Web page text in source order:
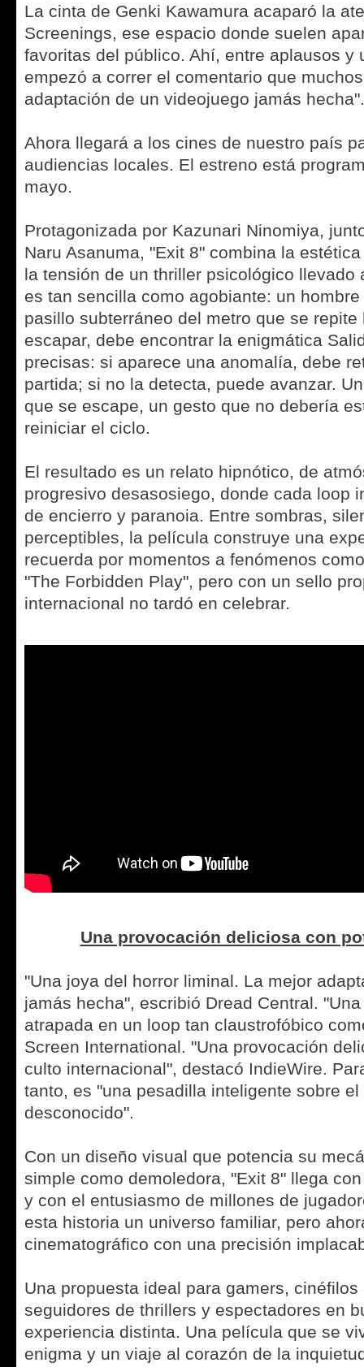
La cinta de Genki Kawamura acaparó la
Screenings, ese espacio donde suelen
favoritas del público. Ahí, entre aplausos y
empezó a correr el comentario que
adaptación de un videojuego jamás hecha".
Ahora llegará a los cines de nuestro país
audiencias locales. El estreno está
mayo.
Protagonizada por Kazunari Ninomiya,
Naru Asanuma, "Exit 8" combina la
la tensión de un thriller psicológico llevado
es tan sencilla como agobiante: un
pasillo subterráneo del metro que se
escapar, debe encontrar la enigmática
precisas: si aparece una anomalía, debe
partida; si no la detecta, puede avanzar.
que se escape, un gesto que no debería
reiniciar el ciclo.
El resultado es un relato hipnótico, de
progresivo desasosiego, donde cada loop
de encierro y paranoia. Entre sombras,
perceptibles, la película construye una
recuerda por momentos a fenómenos
"The Forbidden Play", pero con un sello
internacional no tardó en celebrar.
Una provocación deliciosa con
"Una joya del horror liminal. La mejor
jamás hecha", escribió Dread Central.
atrapada en un loop tan claustrofóbico
Screen International. "Una provocación
culto internacional", destacó IndieWire.
tanto, es "una pesadilla inteligente sobre
desconocido".
Con un diseño visual que potencia su
simple como demoledora, "Exit 8" llega
y con el entusiasmo de millones de
esta historia un universo familiar, pero
cinematográfico con una precisión
Una propuesta ideal para gamers,
seguidores de thrillers y espectadores en
experiencia distinta. Una película que se
enigma y un viaje al corazón de la